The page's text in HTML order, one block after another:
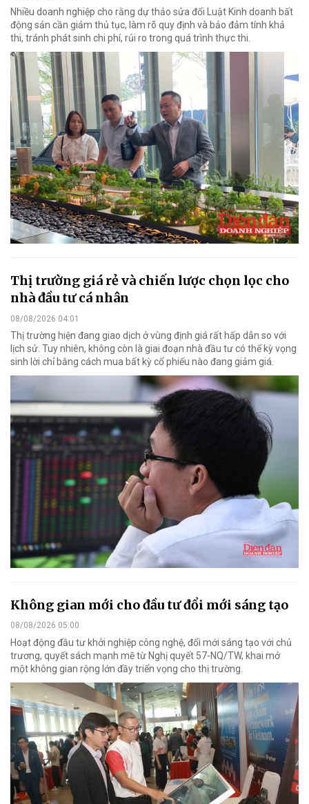
Nhiều doanh nghiệp cho rằng dự thảo sửa đổi Luật Kinh doanh bất
động sản cần giảm thủ tục, làm rõ quy định và bảo đảm tính khả
thi, tránh phát sinh chi phí, rủi ro trong quá trình thực thi.
Thị trường giá rẻ và chiến lược chọn lọc cho
nhà đầu tư cá nhân
08/08/2026 04:01
Thị trường hiện đang giao dịch ở vùng định giá rất hấp dẫn so với
lịch sử. Tuy nhiên, không còn là giai đoạn nhà đầu tư có thể kỳ vọng
sinh lời chỉ bằng cách mua bất kỳ cổ phiếu nào đang giảm giá.
Không gian mới cho đầu tư đổi mới sáng tạo
08/08/2026 05:00
Hoạt động đầu tư khởi nghiệp công nghệ, đổi mới sáng tạo với chủ
trương, quyết sách mạnh mẽ từ Nghị quyết 57-NQ/TW, khai mở
một không gian rộng lớn đầy triển vọng cho thị trường.